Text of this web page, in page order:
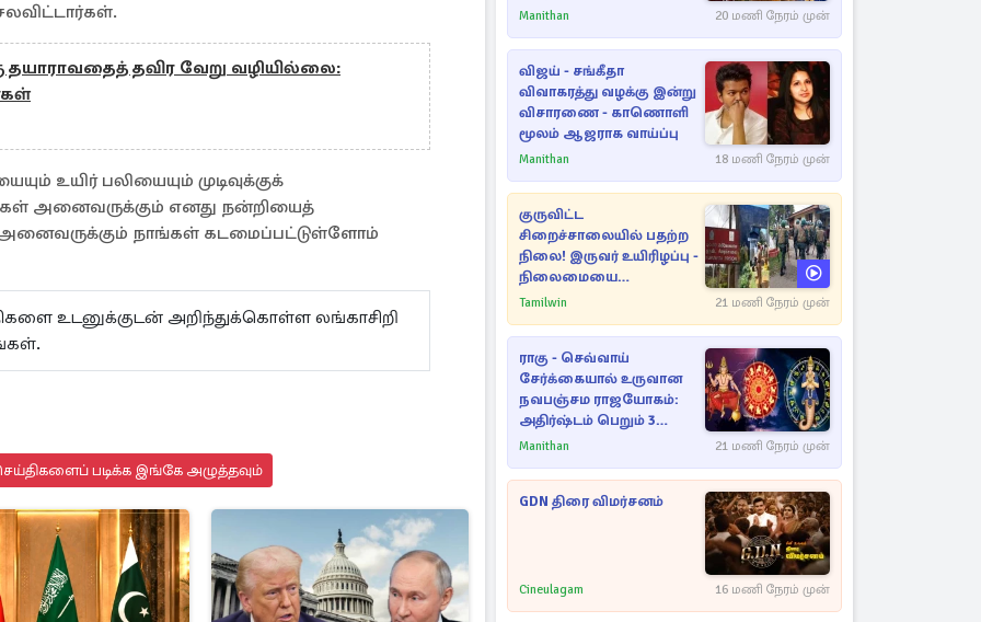
தயாராவதைத் தவிர வேறு வழியில்லை:
உயிர் பலியையும் முடிவுக்குக்
அனைவருக்கும் எனது நன்றியைத்
நாங்கள் கடமைப்பட்டுள்ளோம்
உடனுக்குடன் அறிந்துக்கொள்ள லங்காசிறி
படிக்க இங்கே அழுத்தவும்
Manithan 20 மணி நேரம் முன்
விஜய் - சங்கீதா
விவாகரத்து வழக்கு இன்று
விசாரணை - காணொளி
மூலம் ஆஜராக வாய்ப்பு
Manithan 18 மணி நேரம் முன்
குருவிட்ட
சிறைச்சாலையில் பதற்ற
நிலை! இருவர் உயிரிழப்பு -
நிலைமையை
கட்டுப்படுத்த பொலிஸார்
Tamilwin 21 மணி நேரம் முன்
ராகு - செவ்வாய்
சேர்க்கையால் உருவான
நவபஞ்சம ராஜயோகம்:
அதிர்ஷ்டம் பெறும் 3
ராசிகள்!
Manithan 21 மணி நேரம் முன்
GDN திரை விமர்சனம்
Cineulagam 16 மணி நேரம் முன்